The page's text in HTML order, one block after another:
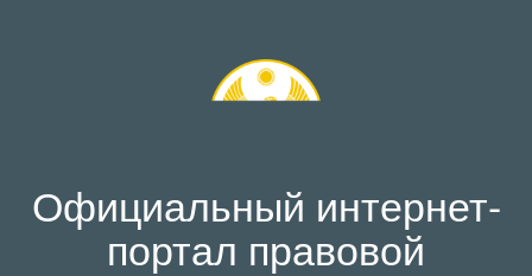
Официальный интернет-
портал правовой